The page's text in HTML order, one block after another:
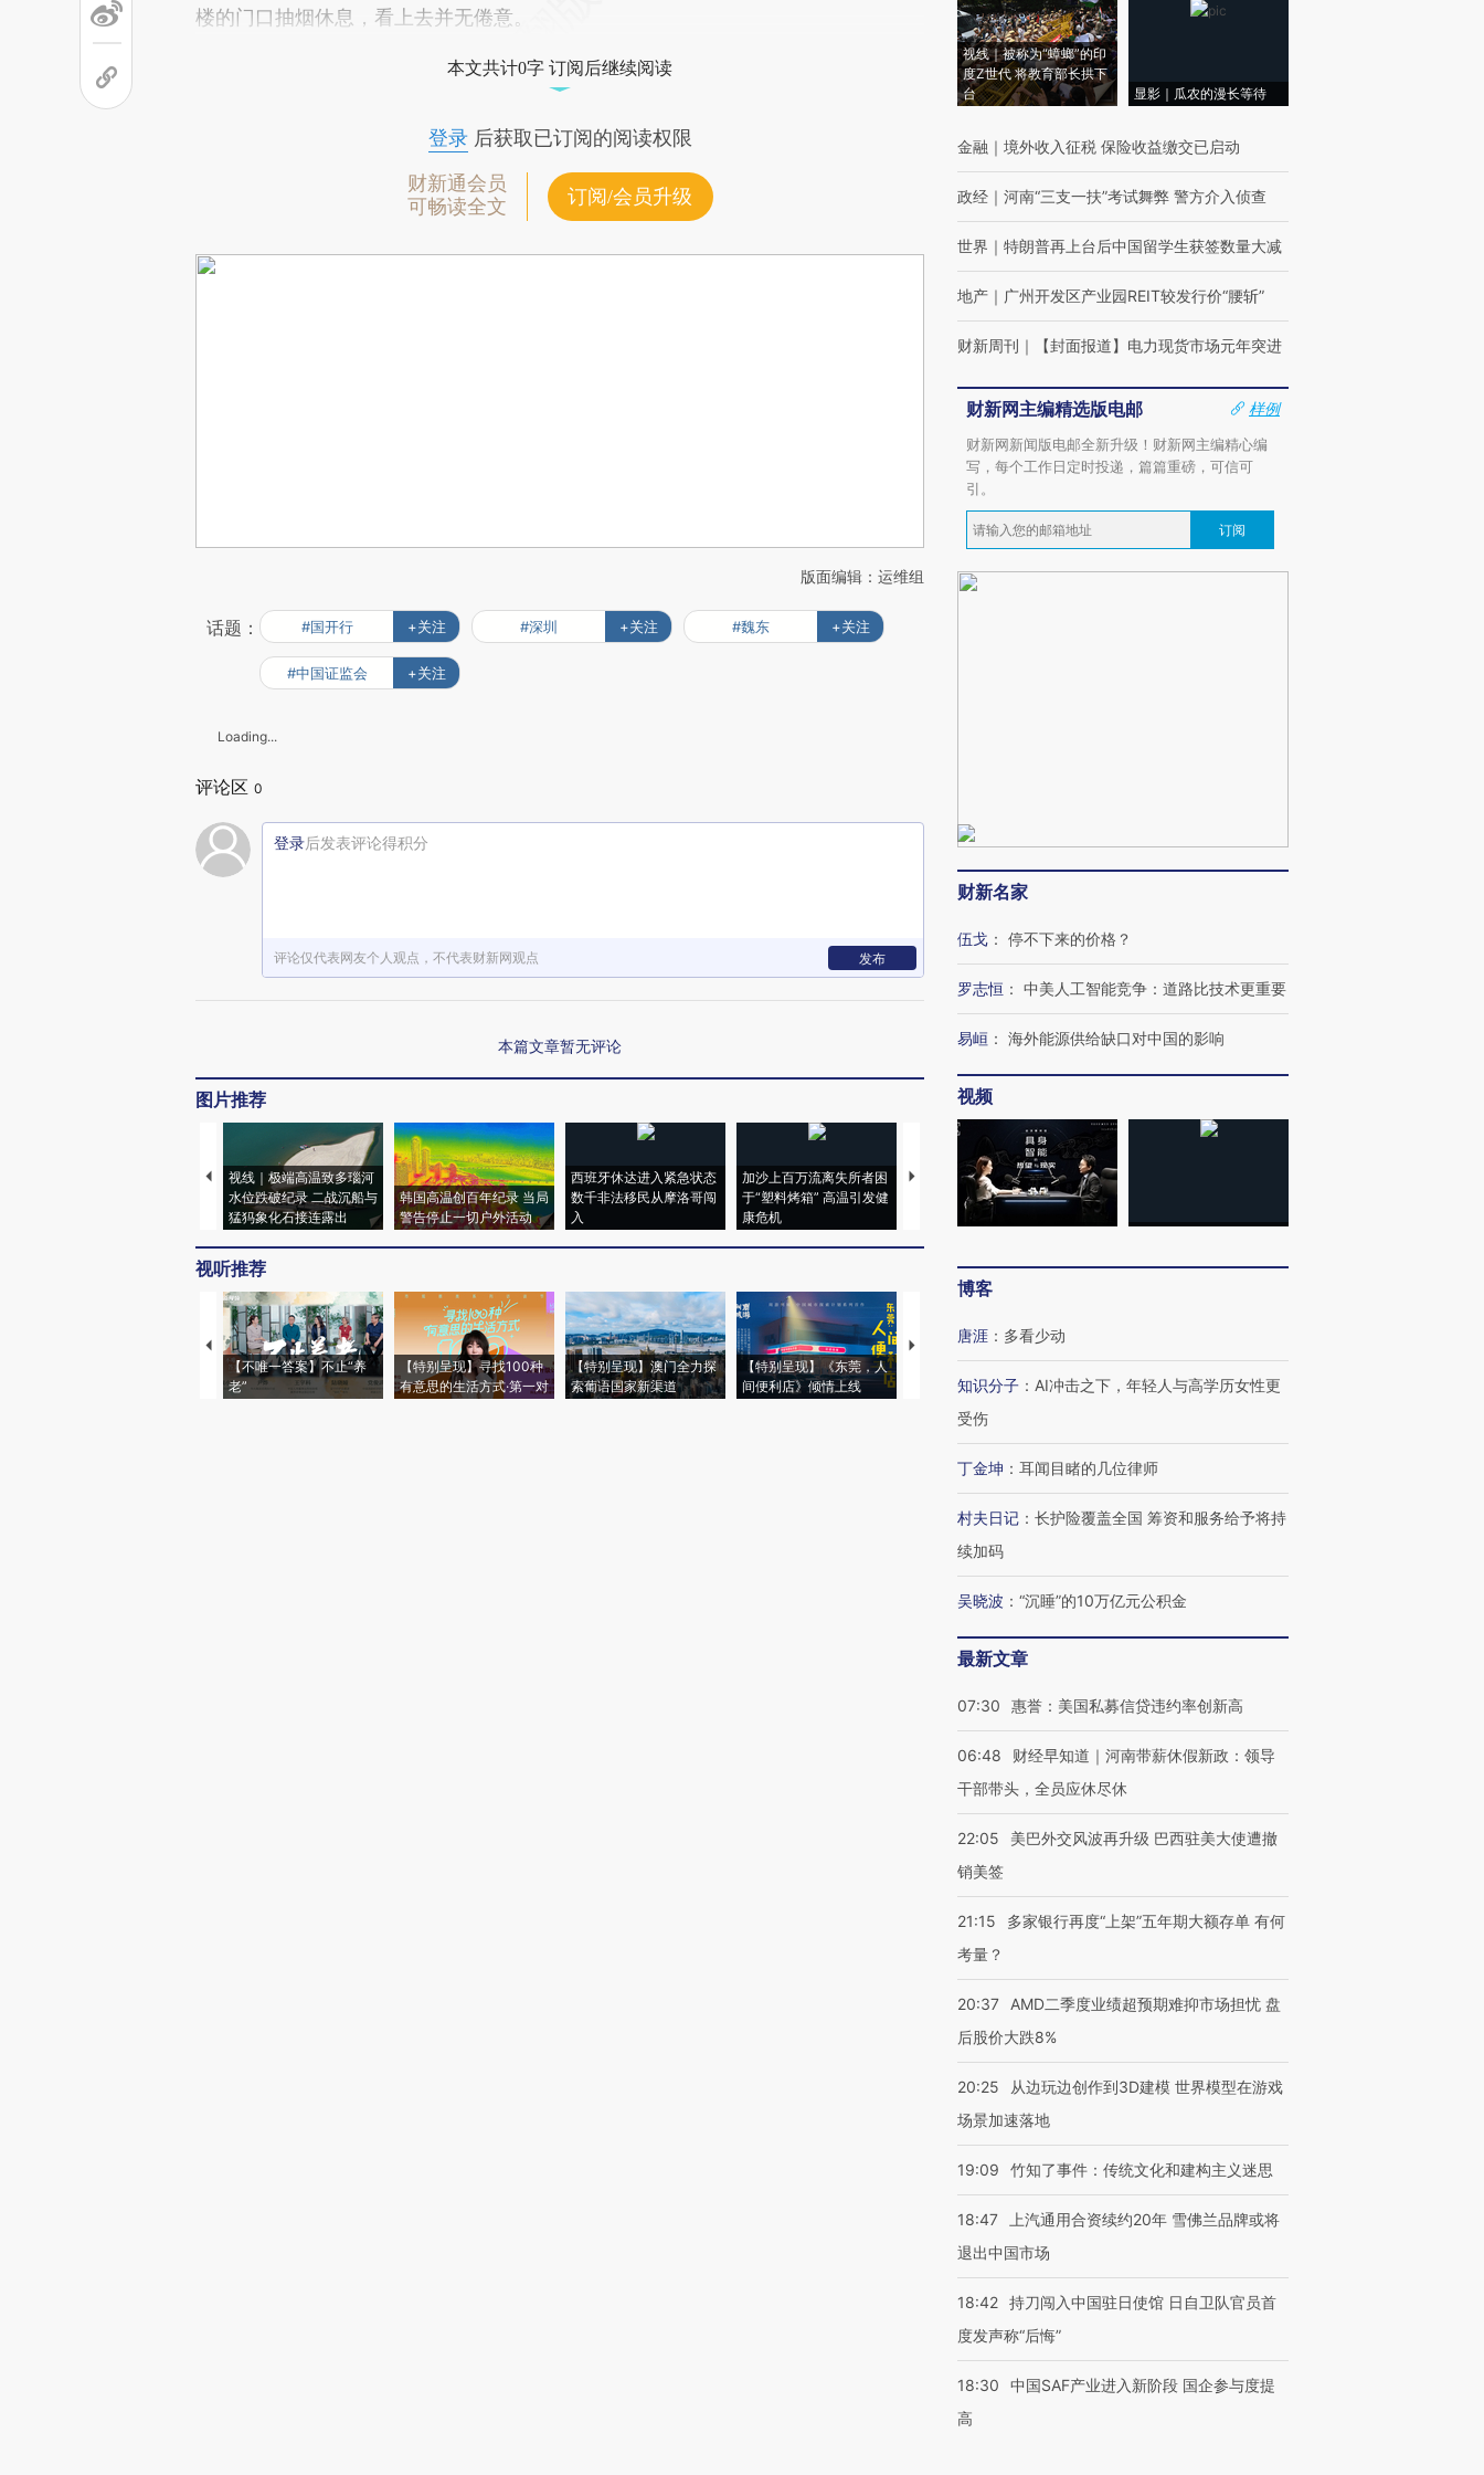
楼的门口抽烟休息，看上去并无倦意。
本文共计0字 订阅后继续阅读
登录后获取已订阅的阅读权限
财新通会员
可畅读全文
订阅/会员升级
版面编辑：运维组
话题： #国开行 +关注 #深圳 +关注 #魏东 +关注
#中国证监会 +关注
Loading...
评论区 0
登录后发表评论得积分
评论仅代表网友个人观点，不代表财新网观点 发布
本篇文章暂无评论
图片推荐
视线｜极端高温致多瑙河
水位跌破纪录 二战沉船与
猛犸象化石接连露出
韩国高温创百年纪录 当局
警告停止一切户外活动
西班牙休达进入紧急状态
数千非法移民从摩洛哥闯
入
加沙上百万流离失所者困
于“塑料烤箱” 高温引发健
康危机
马航飞行员跨国走私7万
粒摇头丸 尿检体内含3种
泽连斯基密集出访美英 索
要防空导弹“救急”
视听推荐
【不唯一答案】不止“养
老”
【特别呈现】寻找100种
有意思的生活方式·第一对
【特别呈现】澳门全力探
索葡语国家新渠道
【特别呈现】《东莞，人
间便利店》倾情上线
【推广】走进第四届链博
会，让数智科技“链”接产
【特别呈现】寻找100种
有意思的生活方式·第三对
CFO：不靠规模取胜，华
住三大增长引擎是什么？
视线｜被称为“蟑螂”的印
度Z世代 将教育部长拱下
台
显影｜瓜农的漫长等待
金融 ｜ 境外收入征税 保险收益缴交已启动
政经 ｜ 河南“三支一扶”考试舞弊 警方介入侦查
世界 ｜ 特朗普再上台后中国留学生获签数量大减
地产 ｜ 广州开发区产业园REIT较发行价“腰斩”
财新周刊 ｜ 【封面报道】电力现货市场元年突进
财新网主编精选版电邮
样例
财新网新闻版电邮全新升级！财新网主编精心编
写，每个工作日定时投递，篇篇重磅，可信可
引。
订阅
财新名家
伍戈 ： 停不下来的价格？
罗志恒 ： 中美人工智能竞争：道路比技术更重要
易峘 ： 海外能源供给缺口对中国的影响
视频
博客
唐涯 ： 多看少动
知识分子 ： AI冲击之下，年轻人与高学历女性更
受伤
丁金坤 ： 耳闻目睹的几位律师
村夫日记 ： 长护险覆盖全国 筹资和服务给予将持
续加码
吴晓波 ： “沉睡”的10万亿元公积金
最新文章
07:30 惠誉：美国私募信贷违约率创新高
06:48
财经早知道｜河南带薪休假新政：领导
干部带头，全员应休尽休
22:05
美巴外交风波再升级 巴西驻美大使遭撤
销美签
21:15
多家银行再度“上架”五年期大额存单 有何
考量？
20:37
AMD二季度业绩超预期难抑市场担忧 盘
后股价大跌8%
20:25
从边玩边创作到3D建模 世界模型在游戏
场景加速落地
19:09 竹知了事件：传统文化和建构主义迷思
18:47
上汽通用合资续约20年 雪佛兰品牌或将
退出中国市场
18:42 持刀闯入中国驻日使馆 日自卫队官员首
度发声称“后悔”
18:30
中国SAF产业进入新阶段 国企参与度提
高